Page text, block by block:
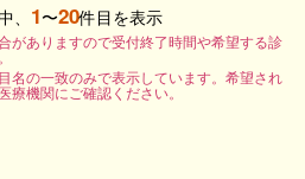
、 1〜20件目を表示
がありますので受付終了時間や希望する診
名の一致のみで表示しています。希望され
機関にご確認ください。